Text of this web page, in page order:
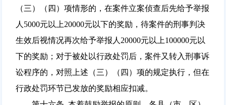
（三）（四）项情形的，在案件立案侦查后先给予举报
人5000元以上20000元以下的奖励，待案件的刑事判决
生效后视情况再次给予举报人20000元以上100000元以
下的奖励；对于被处以行政处罚后，案件又转入刑事诉
讼程序的，对照上述（三）（四）项的规定执行，但在
行政处罚环节已发放的奖励相应扣减。